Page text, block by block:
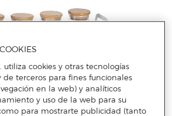
utiliza cookies y otras tecnologías
de terceros para fines funcionales
en la web) y analíticos
y uso de la web para su
para mostrarte publicidad (tanto